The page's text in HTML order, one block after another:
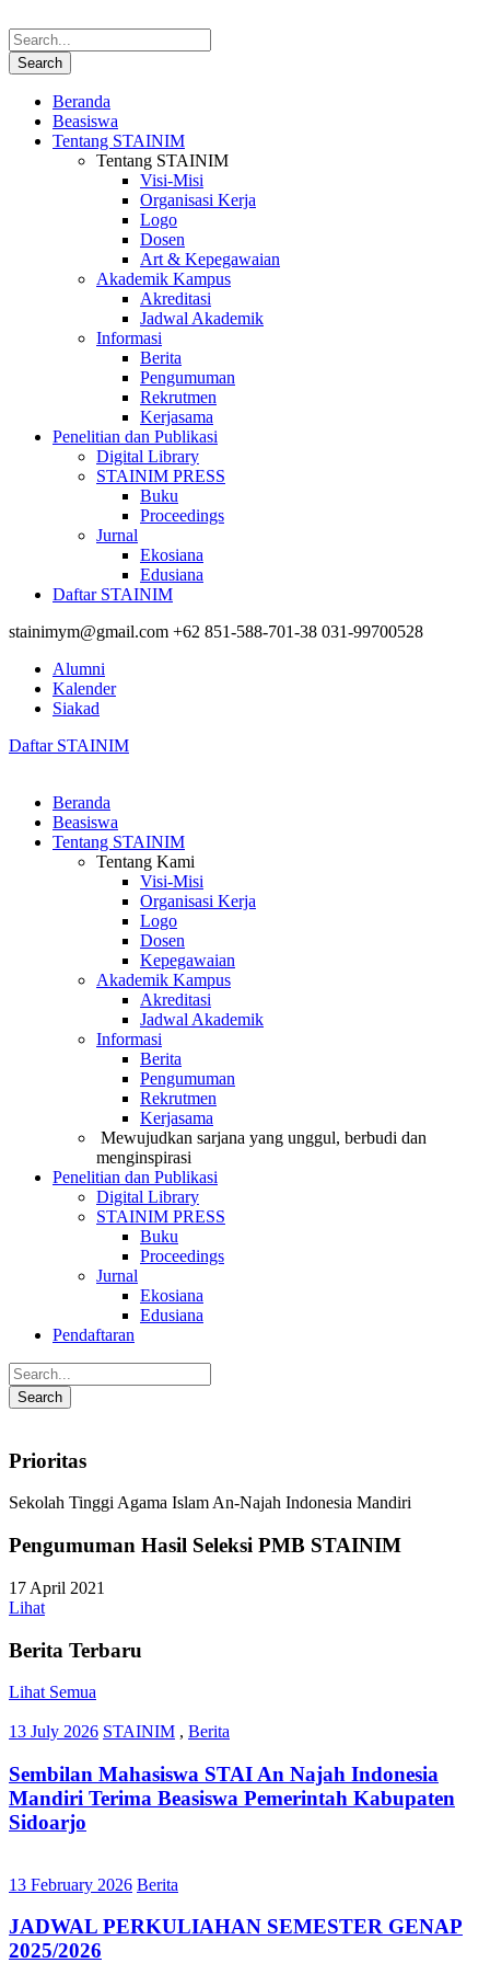
Beranda
Beasiswa
Tentang STAINIM
Tentang STAINIM
Visi-Misi
Organisasi Kerja
Logo
Dosen
Art & Kepegawaian
Akademik Kampus
Akreditasi
Jadwal Akademik
Informasi
Berita
Pengumuman
Rekrutmen
Kerjasama
Penelitian dan Publikasi
Digital Library
STAINIM PRESS
Buku
Proceedings
Jurnal
Ekosiana
Edusiana
Daftar STAINIM
stainimym@gmail.com +62 851-588-701-38 031-99700528
Alumni
Kalender
Siakad
Daftar STAINIM
Beranda
Beasiswa
Tentang STAINIM
Tentang Kami
Visi-Misi
Organisasi Kerja
Logo
Dosen
Kepegawaian
Akademik Kampus
Akreditasi
Jadwal Akademik
Informasi
Berita
Pengumuman
Rekrutmen
Kerjasama
Mewujudkan sarjana yang unggul, berbudi dan
menginspirasi
Penelitian dan Publikasi
Digital Library
STAINIM PRESS
Buku
Proceedings
Jurnal
Ekosiana
Edusiana
Pendaftaran
Prioritas
Sekolah Tinggi Agama Islam An-Najah Indonesia Mandiri
Pengumuman Hasil Seleksi PMB STAINIM
17 April 2021
Lihat
Berita Terbaru
Lihat Semua
13 July 2026 STAINIM , Berita
Sembilan Mahasiswa STAI An Najah Indonesia
Mandiri Terima Beasiswa Pemerintah Kabupaten
Sidoarjo
13 February 2026 Berita
JADWAL PERKULIAHAN SEMESTER GENAP
2025/2026